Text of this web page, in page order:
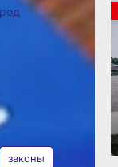
19:19
законы